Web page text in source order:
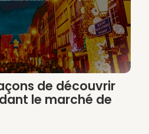
de découvrir
le marché de